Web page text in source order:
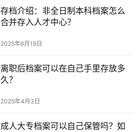
存档介绍：非全日制本科档案怎么
合并存入人才中心？
2025年6月19日
离职后档案可以在自己手里存放多
久？
2025年4月3日
成人大专档案可以自己保管吗？如